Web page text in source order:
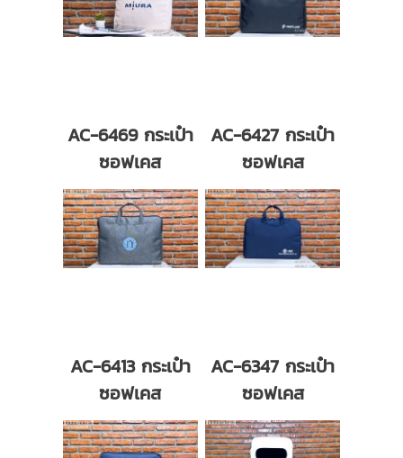
AC-6469 กระเป๋า
ซอฟเคส
AC-6427 กระเป๋า
ซอฟเคส
AC-6413 กระเป๋า
ซอฟเคส
AC-6347 กระเป๋า
ซอฟเคส